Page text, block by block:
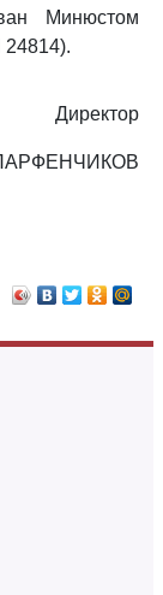
Минюстом
24814).
Директор